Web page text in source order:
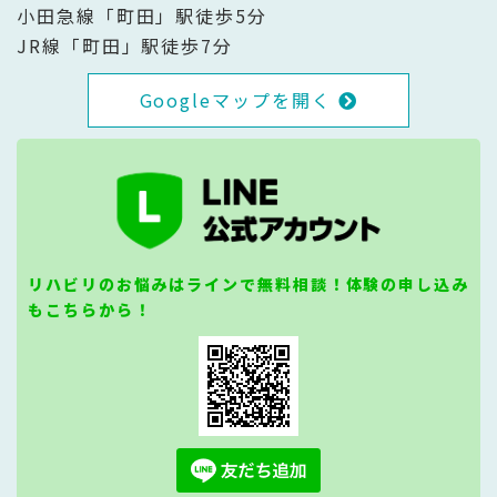
小田急線「町田」駅徒歩5分
JR線「町田」駅徒歩7分
Googleマップを開く
リハビリのお悩みはラインで無料相談！体験の申し込み
もこちらから！